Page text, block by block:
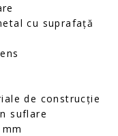
cu suprafață
de construcție
suflare